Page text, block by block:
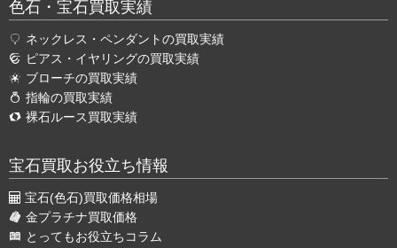
色石・宝石買取実績
ネックレス・ペンダントの買取実績
ピアス・イヤリングの買取実績
ブローチの買取実績
指輪の買取実績
裸石ルース買取実績
宝石買取お役立ち情報
宝石(色石)買取価格相場
金プラチナ買取価格
とってもお役立ちコラム